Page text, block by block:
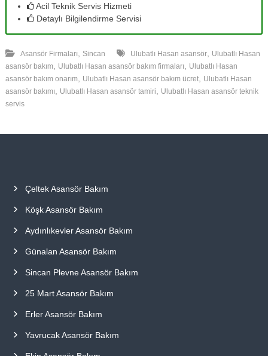
Acil Teknik Servis Hizmeti
Detaylı Bilgilendirme Servisi
Asansör Firmaları Sincan Ulubatlı Hasan asansör,
Ulubatlı Hasan
asansör bakım
Ulubatlı Hasan asansör bakım firmaları
Ulubatlı Hasan
asansör bakım onarım
Ulubatlı Hasan asansör bakım ücret,
Ulubatlı Hasan
asansör bakımı
Ulubatlı Hasan asansör tamiri
Ulubatlı Hasan asansör teknik
servis
Çeltek Asansör Bakım
Köşk Asansör Bakım
Aydınlıkevler Asansör Bakım
Günalan Asansör Bakım
Sincan Plevne Asansör Bakım
25 Mart Asansör Bakım
Erler Asansör Bakım
Yavrucak Asansör Bakım